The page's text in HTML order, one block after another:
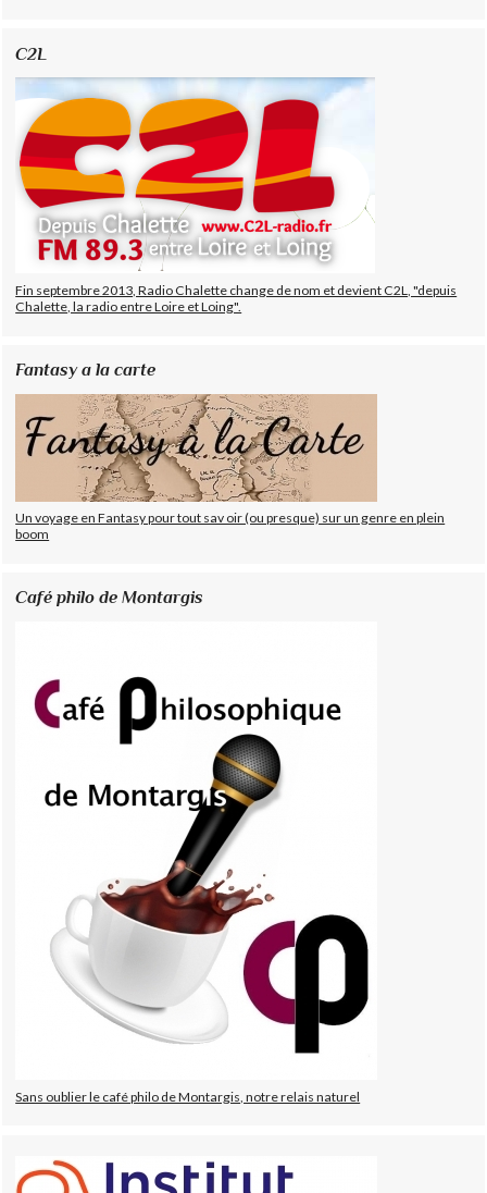
C2L
Fin septembre 2013, Radio Chalette change de nom et devient C2L, "depuis
Chalette, la radio entre Loire et Loing".
Fantasy a la carte
Un voyage en Fantasy pour tout sav oir (ou presque) sur un genre en plein
boom
Café philo de Montargis
Sans oublier le café philo de Montargis, notre relais naturel